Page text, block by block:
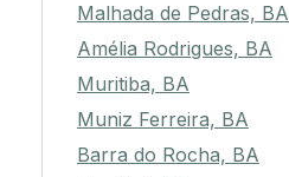
Malhada de Pedras, BA
Amélia Rodrigues, BA
Muritiba, BA
Muniz Ferreira, BA
Barra do Rocha, BA